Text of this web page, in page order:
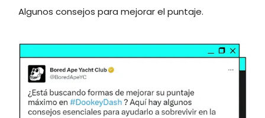
Algunos consejos para mejorar el puntaje.